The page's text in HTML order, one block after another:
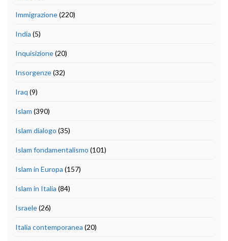
Immigrazione(220)
India (5)
Inquisizione(20)
Insorgenze(32)
Iraq (9)
Islam (390)
Islam dialogo (35)
Islam fondamentalismo (101)
Islam in Europa (157)
Islam in Italia (84)
Israele(26)
Italia contemporanea (20)